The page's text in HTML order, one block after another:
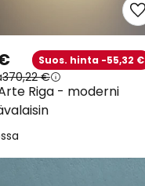
Riga - moderni
Suos. hinta -55,32 €
370,22 €